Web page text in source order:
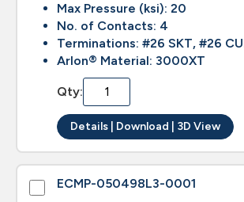
Max Pressure (ksi): 20
No. of Contacts: 4
Terminations: #26 SKT, #26
Arlon® Material: 3000XT
Qty:
Details | Download | 3D View
ECMP-050498L3-0001